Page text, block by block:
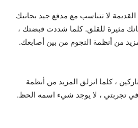
لا تتناسب مع مدفع جيد بجانبك
مثيرة للقلق. كلما شددت قبضتك ،
من أنظمة النجوم من بين أصابعك.
، كلما انزلق المزيد من أنظمة
تجربتي ، لا يوجد شيء اسمه الحظ.